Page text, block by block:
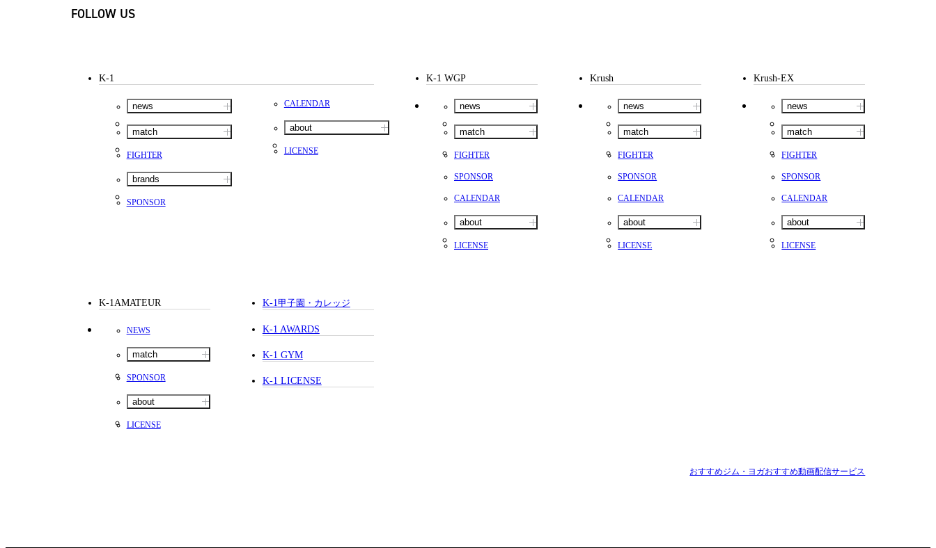
FOLLOW US
K-1
news
match
FIGHTER
brands
SPONSOR
CALENDAR
about
LICENSE
K-1 WGP
news
match
FIGHTER
SPONSOR
CALENDAR
about
LICENSE
Krush
news
match
FIGHTER
SPONSOR
CALENDAR
about
LICENSE
Krush-EX
news
match
FIGHTER
SPONSOR
CALENDAR
about
LICENSE
K-1AMATEUR
NEWS
match
SPONSOR
about
LICENSE
K-1甲子園・カレッジ
K-1 AWARDS
K-1 GYM
K-1 LICENSE
おすすめジム・ヨガおすすめ動画配信サービス